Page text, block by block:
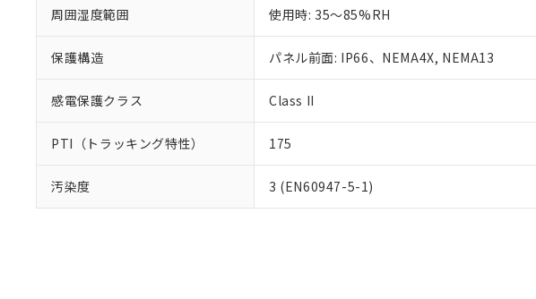
周囲湿度範囲 使用時: 35～85%RH
保護構造 パネル前面: IP66、NEMA4X, NEMA13
感電保護クラス Class II
PTI（トラッキング特性） 175
汚染度 3 (EN60947-5-1)